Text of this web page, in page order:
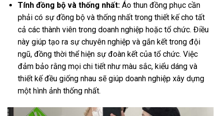
Tính đồng bộ và thống nhất: Áo thun đồng phục cần
phải có sự đồng bộ và thống nhất trong thiết kế cho tất
cả các thành viên trong doanh nghiệp hoặc tổ chức. Điều
này giúp tạo ra sự chuyên nghiệp và gắn kết trong đội
ngũ, đồng thời thể hiện sự đoàn kết của tổ chức. Việc
đảm bảo rằng mọi chi tiết như màu sắc, kiểu dáng và
thiết kế đều giống nhau sẽ giúp doanh nghiệp xây dựng
một hình ảnh thống nhất.